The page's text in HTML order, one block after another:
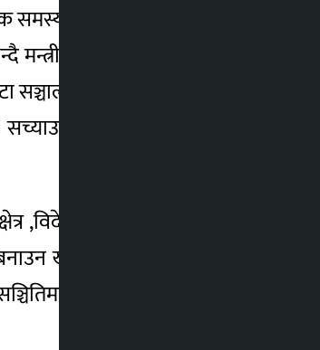
समस्या परेर निवेदन दियो के रहेछ
शर्माले रिपोर्ट गर्नुपर्ने सूचना
समितिले बार्गेनिङ गरेको
पर्ने बताए । मन्त्री शर्माले
,विदेशी लगानी र ऋण सायताको
खोज पनि आफूले उनीहरुको
दबाब परेको बताए । उनले